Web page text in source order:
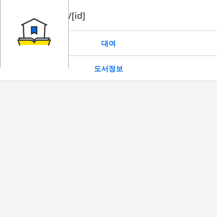
book/rent/[id]
대여
도서정보